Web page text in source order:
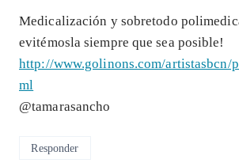
Medicalización y sobretodo
evitémosla siempre que sea posible!
http://www.golinons.com/artistasbcn/
ml
@tamarasancho
Responder